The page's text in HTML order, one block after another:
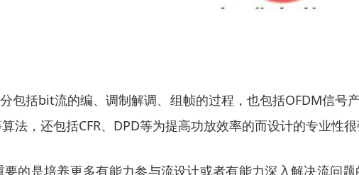
包括bit流的编、调制解调、组帧的过程，也包括OFDM信号
，还包括CFR、DPD等为提高功放效率的而设计的专业性很
的是培养更多有能力参与流设计或者有能力深入解决流问